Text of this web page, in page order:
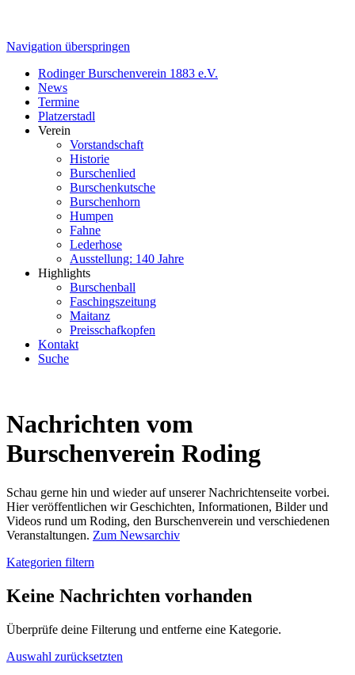
Navigation überspringen
Rodinger Burschenverein 1883 e.V.
News
Termine
Platzerstadl
Verein
Vorstandschaft
Historie
Burschenlied
Burschenkutsche
Burschenhorn
Humpen
Fahne
Lederhose
Ausstellung: 140 Jahre
Highlights
Burschenball
Faschingszeitung
Maitanz
Preisschafkopfen
Kontakt
Suche
Nachrichten vom
Burschenverein Roding
Schau gerne hin und wieder auf unserer Nachrichtenseite vorbei.
Hier veröffentlichen wir Geschichten, Informationen, Bilder und
Videos rund um Roding, den Burschenverein und verschiedenen
Veranstaltungen. Zum Newsarchiv
Kategorien filtern
Keine Nachrichten vorhanden
Überprüfe deine Filterung und entferne eine Kategorie.
Auswahl zurücksetzten